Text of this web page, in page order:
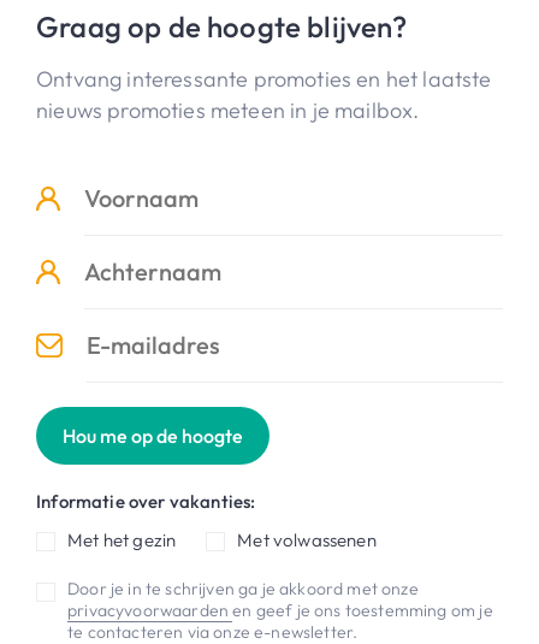
Graag op de hoogte blijven?
Ontvang interessante promoties en het laatste
nieuws promoties meteen in je mailbox.
Hou me op de hoogte
Informatie over vakanties:
Met het gezin
Met volwassenen
Door je in te schrijven ga je akkoord met onze
privacyvoorwaardenen geef je ons toestemming om je
te contacteren via onze e-newsletter.